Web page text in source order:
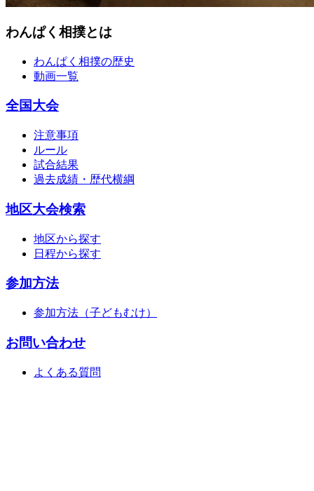
わんぱく相撲とは
わんぱく相撲の歴史
動画一覧
全国大会
注意事項
ルール
試合結果
過去成績・歴代横綱
地区大会検索
地区から探す
日程から探す
参加方法
参加方法（子どもむけ）
お問い合わせ
よくある質問